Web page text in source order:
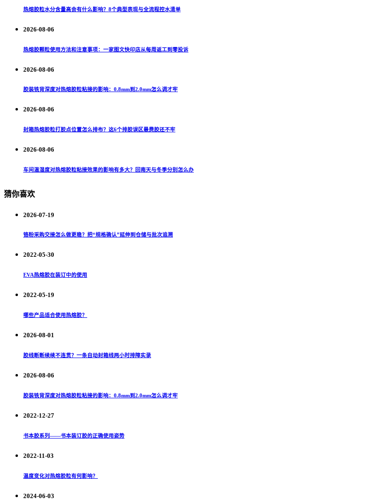
热熔胶粒水分含量高会有什么影响？8个典型表现与全流程控水清单
2026-08-06
热熔胶颗粒使用方法和注意事项：一家图文快印店从每周返工到零投诉
2026-08-06
胶装铣背深度对热熔胶粒粘接的影响：0.8mm到2.0mm怎么调才牢
2026-08-06
封箱热熔胶粒打胶点位置怎么排布？这6个排胶误区最费胶还不牢
2026-08-06
车间温湿度对热熔胶粒粘接效果的影响有多大？回南天与冬季分别怎么办
猜你喜欢
2026-07-19
铬粉采购交接怎么做更稳？把“规格确认”延伸到仓储与批次追溯
2022-05-30
EVA热熔胶在装订中的使用
2022-05-19
哪些产品适合使用热熔胶？
2026-08-01
胶线断断续续不连贯？一条自动封箱线两小时排障实录
2026-08-06
胶装铣背深度对热熔胶粒粘接的影响：0.8mm到2.0mm怎么调才牢
2022-12-27
书本胶系列——书本装订胶的正确使用姿势
2022-11-03
温度变化对热熔胶粒有何影响？
2024-06-03